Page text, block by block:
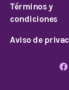
Términos y
condiciones
Aviso de